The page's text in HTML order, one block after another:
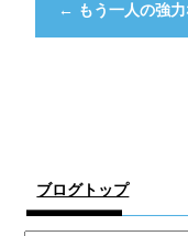
← もう一人の強
ブログトップ